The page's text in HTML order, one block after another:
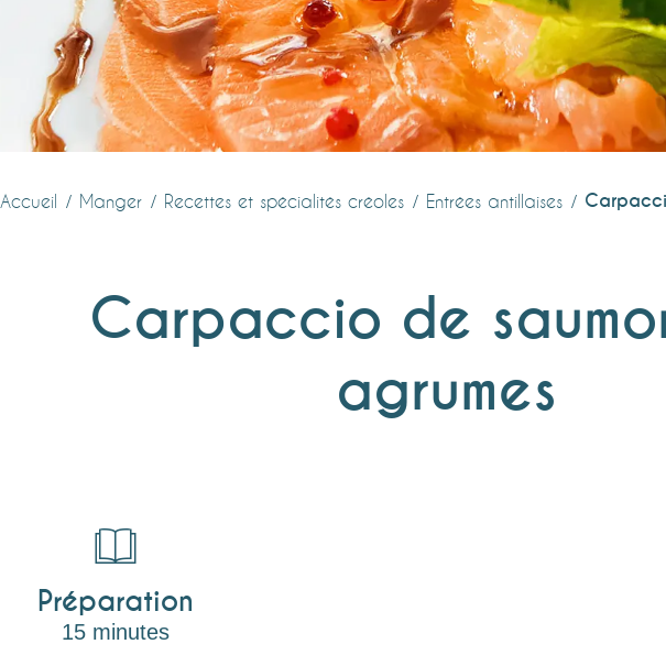
Accueil Manger Recettes et spécialités créoles Entrées antillaises
Carpaccio de
agrumes
Préparation
15 minutes